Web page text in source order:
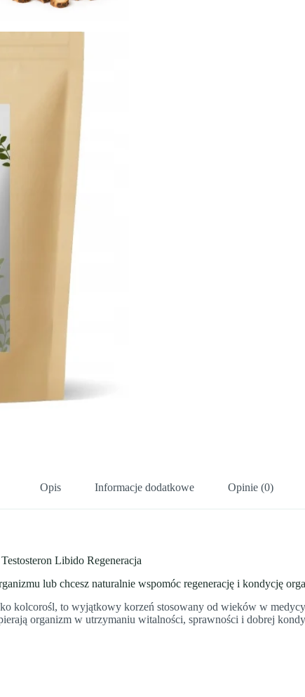
Opis Informacje dodatkowe Opinie (0)
Libido Regeneracja
lub chcesz naturalnie wspomóc regenerację i kondycję
kolcorośl, to wyjątkowy korzeń stosowany od wieków w
organizm w utrzymaniu witalności, sprawności i dobrej